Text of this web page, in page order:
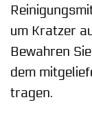
um Kratzer
Bewahren
dem
tragen.